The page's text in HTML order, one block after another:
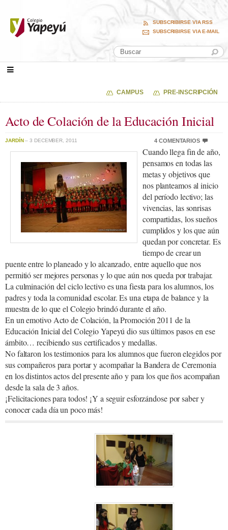
SUBSCRIBIRSE VIA RSS
SUBSCRIBIRSE VIA E-MAIL
CAMPUS PRE-INSCRIPCIÓN
Acto de Colación de la Educación Inicial
JARDÍN– 3 DECEMBER, 2011 4 COMENTARIOS
Cuando llega fin de año,
pensamos en todas las
metas y objetivos que
nos planteamos al inicio
del período lectivo; las
vivencias, las sonrisas
compartidas, los sueños
cumplidos y los que aún
quedan por concretar. Es
tiempo de crear un
puente entre lo planeado y lo alcanzado, entre aquello que nos
permitió ser mejores personas y lo que aún nos queda por trabajar.
La culminación del ciclo lectivo es una fiesta para los alumnos, los
padres y toda la comunidad escolar. Es una etapa de balance y la
muestra de lo que el Colegio brindó durante el año.
En un emotivo Acto de Colación, la Promoción 2011 de la
Educación Inicial del Colegio Yapeyú dio sus últimos pasos en ese
ámbito… recibiendo sus certificados y medallas.
No faltaron los testimonios para los alumnos que fueron elegidos por
sus compañeros para portar y acompañar la Bandera de Ceremonia
en los distintos actos del presente año y para los que ños acompañan
desde la sala de 3 años.
¡Felicitaciones para todos! ¡Y a seguir esforzándose por saber y
conocer cada día un poco más!